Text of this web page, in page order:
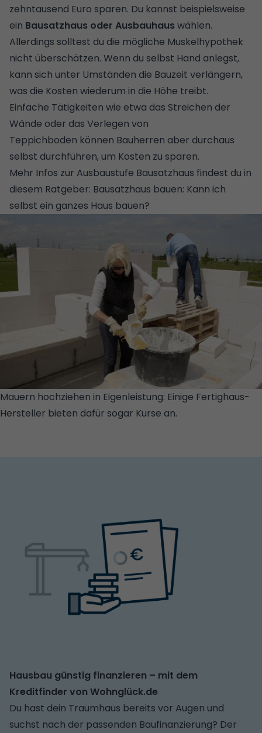
zehntausend Euro sparen. Du kannst beispielsweise
ein Bausatzhaus oder Ausbauhaus wählen.
Allerdings solltest du die mögliche Muskelhypothek
nicht überschätzen. Wenn du selbst Hand anlegst,
kann sich unter Umständen die Bauzeit verlängern,
was die Kosten wiederum in die Höhe treibt.
Einfache Tätigkeiten wie etwa das Streichen der
Wände oder das Verlegen von
Teppichboden können Bauherren aber durchaus
selbst durchführen, um Kosten zu sparen.
Mehr Infos zur Ausbaustufe Bausatzhaus findest du in
diesem Ratgeber: Bausatzhaus bauen: Kann ich
selbst ein ganzes Haus bauen?
Mauern hochziehen in Eigenleistung: Einige Fertighaus-
Hersteller bieten dafür sogar Kurse an.
Hausbau günstig finanzieren – mit dem
Kreditfinder von Wohnglück.de
Du hast dein Traumhaus bereits vor Augen und
suchst nach der passenden Baufinanzierung? Der